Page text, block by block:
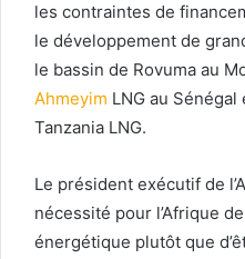
les contraintes de
le développement de
le bassin de Rovuma au
Ahmeyim LNG au
Tanzania LNG.
Le président exécutif de
nécessité pour l’Afrique
énergétique plutôt que